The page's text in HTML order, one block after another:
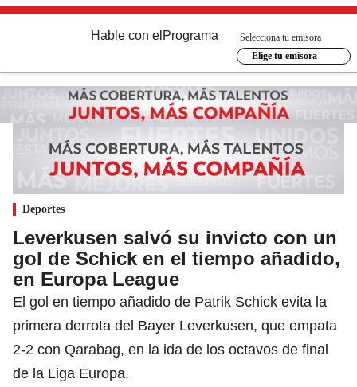
Hable con el Programa
Selecciona tu emisora
Elige tu emisora
Deportes
Leverkusen salvó su invicto con un
gol de Schick en el tiempo añadido,
en Europa League
El gol en tiempo añadido de Patrik Schick evita la
primera derrota del Bayer Leverkusen, que empata
2-2 con Qarabag, en la ida de los octavos de final
de la Liga Europa.